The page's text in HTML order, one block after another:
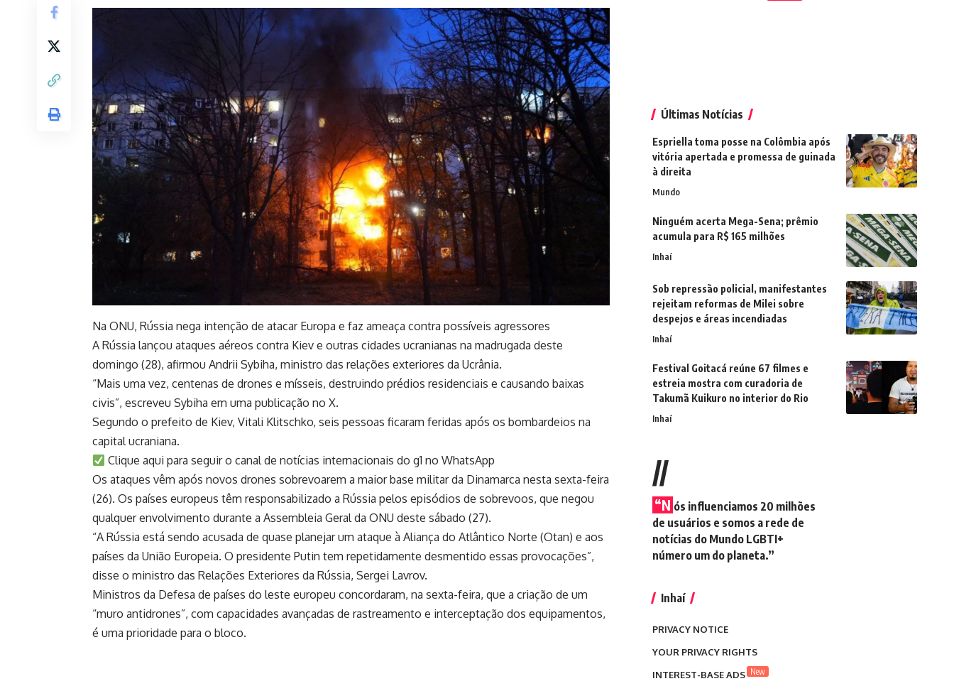
Na ONU, Rússia nega intenção de atacar Europa e faz ameaça contra possíveis agressores
A Rússia lançou ataques aéreos contra Kiev e outras cidades ucranianas na madrugada deste
domingo (28), afirmou Andrii Sybiha, ministro das relações exteriores da Ucrânia.
“Mais uma vez, centenas de drones e mísseis, destruindo prédios residenciais e causando baixas
civis”, escreveu Sybiha em uma publicação no X.
Segundo o prefeito de Kiev, Vitali Klitschko, seis pessoas ficaram feridas após os bombardeios na
capital ucraniana.
Clique aqui para seguir o canal de notícias internacionais do g1 no WhatsApp
Os ataques vêm após novos drones sobrevoarem a maior base militar da Dinamarca nesta sexta-feira
(26). Os países europeus têm responsabilizado a Rússia pelos episódios de sobrevoos, que negou
qualquer envolvimento durante a Assembleia Geral da ONU deste sábado (27).
“A Rússia está sendo acusada de quase planejar um ataque à Aliança do Atlântico Norte (Otan) e aos
países da União Europeia. O presidente Putin tem repetidamente desmentido essas provocações”,
disse o ministro das Relações Exteriores da Rússia, Sergei Lavrov.
Ministros da Defesa de países do leste europeu concordaram, na sexta-feira, que a criação de um
“muro antidrones”, com capacidades avançadas de rastreamento e interceptação dos equipamentos,
é uma prioridade para o bloco.
Últimas Notícias
Espriella toma posse na Colômbia após
vitória apertada e promessa de guinada
à direita
Mundo
Ninguém acerta Mega-Sena; prêmio
acumula para R$ 165 milhões
Inhaí
Sob repressão policial, manifestantes
rejeitam reformas de Milei sobre
despejos e áreas incendiadas
Inhaí
Festival Goitacá reúne 67 filmes e
estreia mostra com curadoria de
Takumã Kuikuro no interior do Rio
Inhaí
//
“N ós influenciamos 20 milhões
de usuários e somos a rede de
notícias do Mundo LGBTI+
número um do planeta.”
Inhaí
PRIVACY NOTICE
YOUR PRIVACY RIGHTS
INTEREST-BASE ADS New